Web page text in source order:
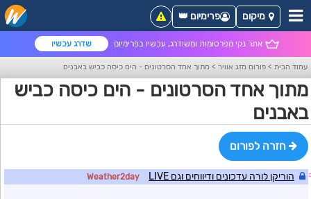
אתר נקי מפרסומות ומשודרג, עכשיו בפרימיום שדרג עכשיו
מיקום פרימיום 👑
עמוד הבית > פורום מזג אוויר > מתוך אחד הסרטונים - הים כיסה כביש באבנים
מתוך אחד הסרטונים - הים כיסה כביש
באבנים
חזרה לפורום
הוריקן לורה עדכונים ודיווחים וגם LIVE Weather2day